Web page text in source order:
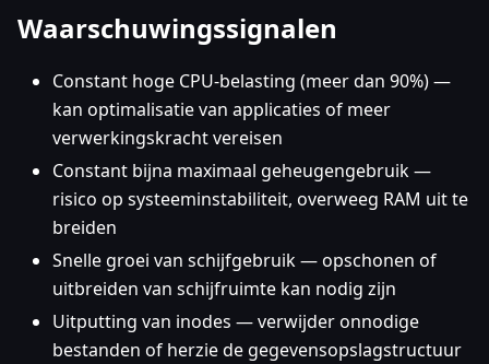
Waarschuwingssignalen
Constant hoge CPU-belasting (meer dan 90%) —
kan optimalisatie van applicaties of meer
verwerkingskracht vereisen
Constant bijna maximaal geheugengebruik —
risico op systeeminstabiliteit, overweeg RAM uit te
breiden
Snelle groei van schijfgebruik — opschonen of
uitbreiden van schijfruimte kan nodig zijn
Uitputting van inodes — verwijder onnodige
bestanden of herzie de gegevensopslagstructuur